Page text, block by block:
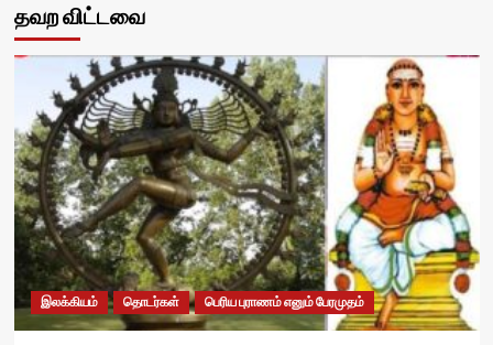
தவற விட்டவை
இலக்கியம் தொடர்கள் பெரிய புராணம் எனும் பேரமுதம்